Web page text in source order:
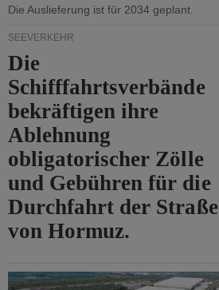
Die Auslieferung ist für 2034 geplant.
SEEVERKEHR
Die
Schifffahrtsverbände
bekräftigen ihre
Ablehnung
obligatorischer Zölle
und Gebühren für die
Durchfahrt der Straße
von Hormuz.